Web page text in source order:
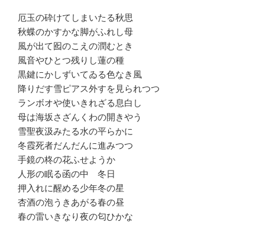
厄玉の砕けてしまいたる秋思
秋蝶のかすかな脚がふれし母
風が出て囮のこえの潤むとき
風音やひとつ残りし蓮の種
黒鍵にかしずいてゐる色なき風
降りだす雪ピアス外すを見られつつ
ランボオや使いきれざる息白し
母は海坂さざんくわの開きやう
雪聖夜汲みたる水の平らかに
冬霞死者だんだんに進みつつ
手鏡の柊の花ふせようか
人形の眠る函の中 冬日
押入れに醒める少年冬の星
杏酒の泡うきあがる春の昼
春の雷いきなり夜の匂ひかな